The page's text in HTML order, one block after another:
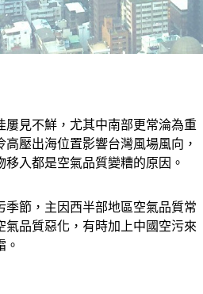
見不鮮，尤其中南部更常淪為重
壓出海位置影響台灣風場風向，
季節，主因西半部地區空氣品質常
品質惡化，有時加上中國空污來